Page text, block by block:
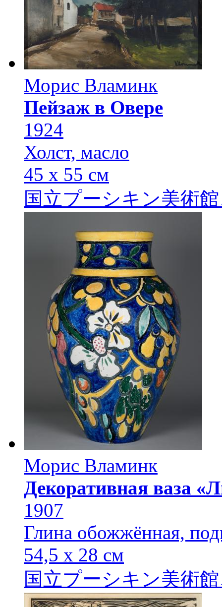
Морис Вламинк
Пейзаж в Овере
1924
Холст, масло
45 х 55 см
国立プーシキン美術
Морис Вламинк
Декоративная ваза
1907
Глина обожжённая,
54,5 х 28 см
国立プーシキン美術